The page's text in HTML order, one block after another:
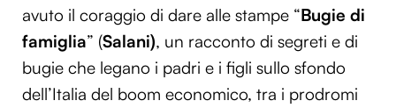
avuto il coraggio di dare alle stampe “Bugie di
famiglia” (Salani), un racconto di segreti e di
bugie che legano i padri e i figli sullo sfondo
dell’Italia del boom economico, tra i prodromi